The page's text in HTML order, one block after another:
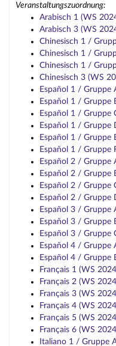
Veranstaltungszuordnung:
Arabisch 1 (WS
Arabisch 3 (WS
Chinesisch 1 /
Chinesisch 1 /
Chinesisch 1 /
Chinesisch 3 (WS
Español 1 / Gruppe
Español 1 / Gruppe
Español 1 / Gruppe
Español 1 / Gruppe
Español 1 / Gruppe
Español 1 / Gruppe
Español 2 / Gruppe
Español 2 / Gruppe
Español 2 / Gruppe
Español 2 / Gruppe
Español 3 / Gruppe
Español 3 / Gruppe
Español 3 / Gruppe
Español 4 / Gruppe
Español 4 / Gruppe
Français 1 (WS
Français 2 (WS
Français 3 (WS
Français 4 (WS
Français 5 (WS
Français 6 (WS
Italiano 1 / Gruppe